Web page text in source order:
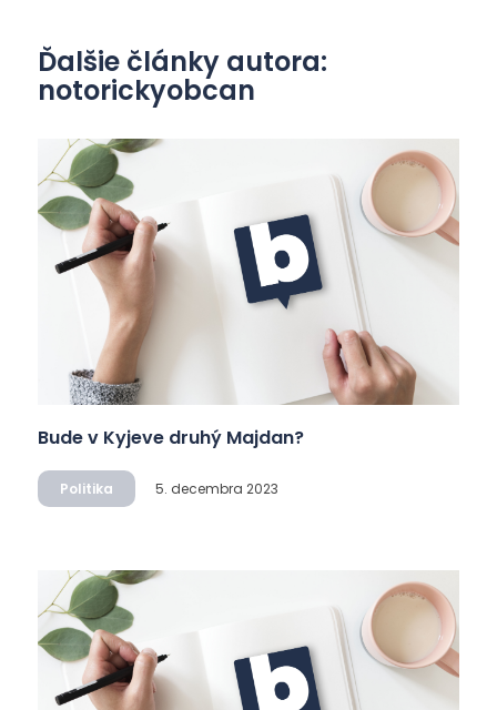
Ďalšie články autora:
notorickyobcan
Bude v Kyjeve druhý Majdan?
Politika 5. decembra 2023